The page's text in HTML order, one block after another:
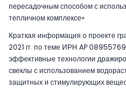
пересадочным способом с
тепличном комплексе»
Краткая информация о проекте
2021 гг. по теме ИРН AP
эффективные технологии
свеклы с использованием
защитных и стимулирующих